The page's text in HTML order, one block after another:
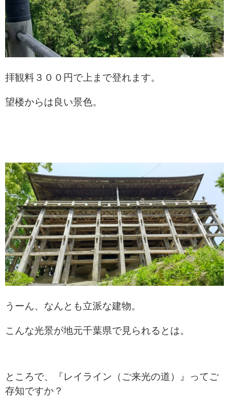
拝観料３００円で上まで登れます。
望楼からは良い景色。
うーん、なんとも立派な建物。
こんな光景が地元千葉県で見られるとは。
ところで、『レイライン（ご来光の道）』ってご
存知ですか？